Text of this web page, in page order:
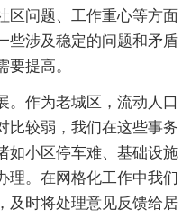
区问题、工作重心等方面
些涉及稳定的问题和矛盾
提高。
。作为老城区，流动人口
比较弱，我们在这些事务
如小区停车难、基础设施
理。在网格化工作中我们
及时将处理意见反馈给居